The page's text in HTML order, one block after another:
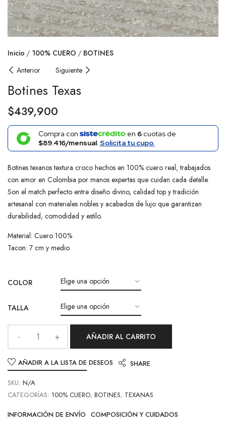
Inicio 100% CUERO
BOTINES
Anterior
Siguiente
Botines Texas
$439,900
Compra con en 6cuotas de
$89.416/mensual.Solicita tu cupo.
Botines texanos textura croco hechos en 100% cuero real, trabajados
con amor en Colombia por manos expertas que cuidan cada detalle.
Son el match perfecto entre diseño divino, calidad top y tradición
artesanal con materiales nobles y acabados de lujo que garantizan
durabilidad, comodidad y estilo.
Material: Cuero 100%
Tacon: 7 cm y medio
COLOR
TALLA
AÑADIR AL CARRITO
AÑADIR A LA LISTA DE DESEOS
SHARE
SKU: N/A
CATEGORÍAS: 100% CUERO, BOTINES, TEXANAS
INFORMACIÓN DE ENVÍO COMPOSICIÓN Y CUIDADOS